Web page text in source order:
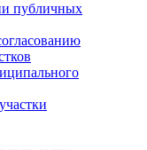
публичных